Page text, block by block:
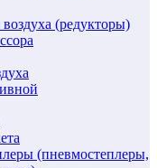
(редукторы)
(пневмостеплеры,